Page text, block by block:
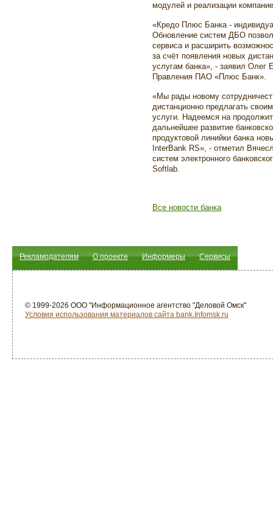
модулей и реализации
«Кредо Плюс Банка -
Обновление систем ДБО
сервиса и расширить
за счёт появления новых
услугам банка», - заявил Олег
Правления ПАО «Плюс Банк».
«Мы рады новому
дистанционно предлагать
услуги. Надеемся на
дальнейшее развитие
продуктовой линийки банка
InterBank RS», - отметил
систем электронного
Softlab.
Все новости банка
Рекламодателям О проекте Информеры Сервисы
© 1999-2026 ООО "Информационное агентство "Деловой Омск"
Условия использования материалов сайта bank.Infomsk.ru